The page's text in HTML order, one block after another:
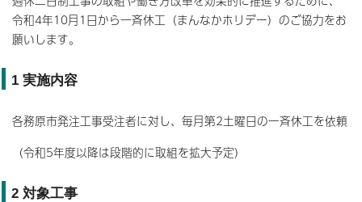
令和4年10月1日から一斉休工（まんなかホリデー）のご協力をお
願いします。
1 実施内容
各務原市発注工事受注者に対し、毎月第2土曜日の一斉休工を依頼
（令和5年度以降は段階的に取組を拡大予定）
2 対象工事